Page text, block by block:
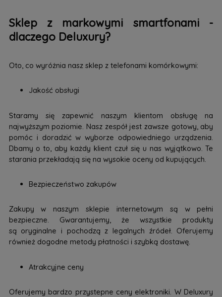
Sklep z markowymi smartfonami -
dlaczego Deluxury?
Oto, co wyróżnia nasz sklep z telefonami komórkowymi:
Jakość obsługi
Staramy się zapewnić naszym klientom obsługę na
najwyższym poziomie. Nasz zespół jest zawsze gotowy, aby
pomóc i doradzić w wyborze odpowiedniego urządzenia.
Dbamy o to, aby każdy klient czuł się u nas wyjątkowo. Te
starania przekładają się na wysokie oceny od kupujących.
Bezpieczeństwo zakupów
Zakupy w naszym sklepie internetowym są w pełni
bezpieczne. Gwarantujemy, że wszystkie produkty
są oryginalne i pochodzą z legalnych źródeł. Oferujemy
również dogodne metody płatności i szybką dostawę.
Atrakcyjne ceny
Oferujemy bardzo przystepne ceny elektroniki. W Deluxury